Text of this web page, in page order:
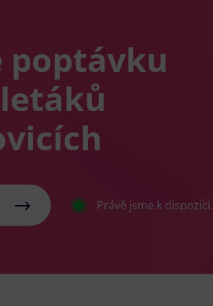
poptávku
Právě jsme k dispozici.